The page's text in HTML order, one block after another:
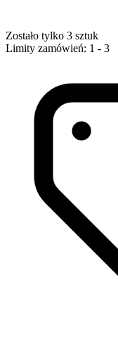
Zostało tylko 3 sztuk
Limity zamówień: 1 - 3